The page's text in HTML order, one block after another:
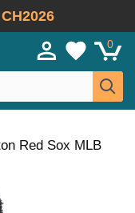
CH2026
0
Red Sox MLB